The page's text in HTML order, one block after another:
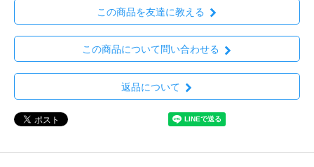
この商品を友達に教える
この商品について問い合わせる
返品について